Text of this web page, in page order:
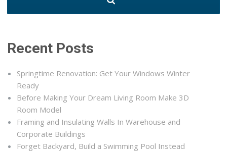
Recent Posts
Springtime Renovation: Get Your Windows Winter
Ready
Before Making Your Dream Living Room Make 3D
Room Model
Framing and Insulating Walls In Warehouse and
Corporate Buildings
Forget Backyard, Build a Swimming Pool Instead